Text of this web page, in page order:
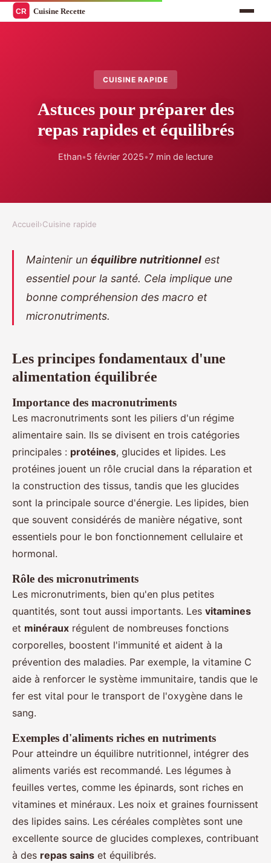
CUISINE RAPIDE
Astuces pour préparer des
repas rapides et équilibrés
Ethan•5 février 2025•7 min de lecture
Accueil›Cuisine rapide
Maintenir un équilibre nutritionnel est
essentiel pour la santé. Cela implique une
bonne compréhension des macro et
micronutriments.
Les principes fondamentaux d'une
alimentation équilibrée
Importance des macronutriments
Les macronutriments sont les piliers d'un régime
alimentaire sain. Ils se divisent en trois catégories
principales : protéines, glucides et lipides. Les
protéines jouent un rôle crucial dans la réparation et
la construction des tissus, tandis que les glucides
sont la principale source d'énergie. Les lipides, bien
que souvent considérés de manière négative, sont
essentiels pour le bon fonctionnement cellulaire et
hormonal.
Rôle des micronutriments
Les micronutriments, bien qu'en plus petites
quantités, sont tout aussi importants. Les vitamines
et minéraux régulent de nombreuses fonctions
corporelles, boostent l'immunité et aident à la
prévention des maladies. Par exemple, la vitamine C
aide à renforcer le système immunitaire, tandis que le
fer est vital pour le transport de l'oxygène dans le
sang.
Exemples d'aliments riches en nutriments
Pour atteindre un équilibre nutritionnel, intégrer des
aliments variés est recommandé. Les légumes à
feuilles vertes, comme les épinards, sont riches en
vitamines et minéraux. Les noix et graines fournissent
des lipides sains. Les céréales complètes sont une
excellente source de glucides complexes, contribuant
à des repas sains et équilibrés.